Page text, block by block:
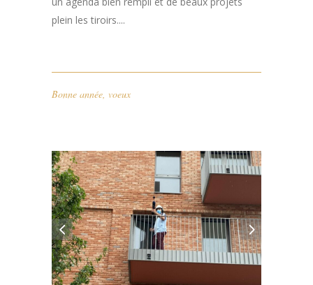
un agenda bien rempli et de beaux projets
plein les tiroirs....
Bonne année, voeux